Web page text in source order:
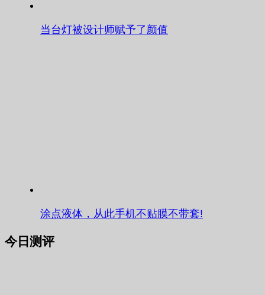
当台灯被设计师赋予了颜值
涂点液体，从此手机不贴膜不带套!
今日测评